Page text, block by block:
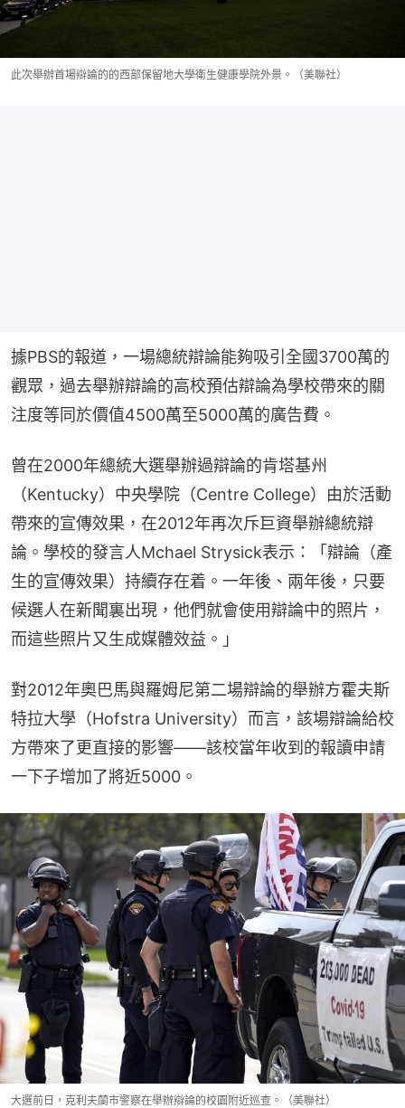
此次舉辦首場辯論的的西部保留地大學衛生健康學院外景。（美聯社）
據PBS的報道，一場總統辯論能夠吸引全國3700萬的
觀眾，過去舉辦辯論的高校預估辯論為學校帶來的關
注度等同於價值4500萬至5000萬的廣告費。
曾在2000年總統大選舉辦過辯論的肯塔基州
（Kentucky）中央學院（Centre College）由於活動
帶來的宣傳效果，在2012年再次斥巨資舉辦總統辯
論。學校的發言人Mchael Strysick表示：「辯論（產
生的宣傳效果）持續存在着。一年後、兩年後，只要
候選人在新聞裏出現，他們就會使用辯論中的照片，
而這些照片又生成媒體效益。」
對2012年奧巴馬與羅姆尼第二場辯論的舉辦方霍夫斯
特拉大學（Hofstra University）而言，該場辯論給校
方帶來了更直接的影響——該校當年收到的報讀申請
一下子增加了將近5000。
大選前日，克利夫蘭市警察在舉辦辯論的校園附近巡查。（美聯社）